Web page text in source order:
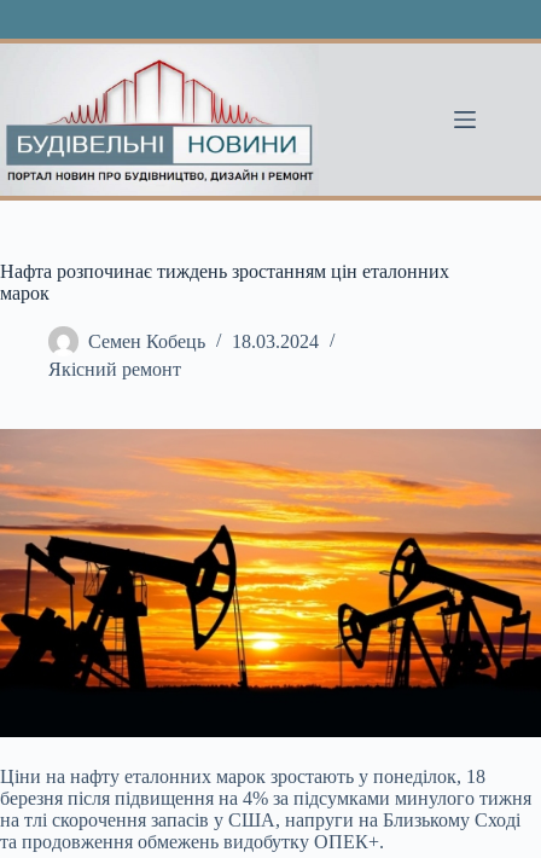
Нафта розпочинає тиждень зростанням цін еталонних
марок
Семен Кобець
18.03.2024
Якісний ремонт
Ціни на нафту еталонних марок зростають у понеділок, 18
березня після підвищення на 4% за підсумками минулого тижня
на тлі скорочення запасів у США, напруги на Близькому Сході
та продовження обмежень видобутку ОПЕК+.